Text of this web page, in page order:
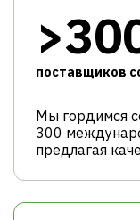
поставщиков
Мы гордимся
300
предлагая